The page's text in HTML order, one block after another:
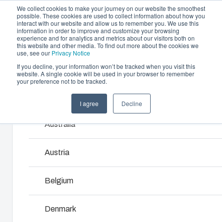
We collect cookies to make your journey on our website the smoothest
possible. These cookies are used to collect information about how you
interact with our website and allow us to remember you. We use this
information in order to improve and customize your browsing
experience and for analytics and metrics about our visitors both on
this website and other media. To find out more about the cookies we
use, see our Privacy Notice
If you decline, your information won’t be tracked when you visit this
website. A single cookie will be used in your browser to remember
your preference not to be tracked.
I agree Decline
Gehäuse & Schaltschränke
Unser Sortiment an Gehäusen und
Produkt­suche
Individuelle Gehäuselösungen
Gehäuse und Lösungen
Partner
Downloads & News
Unternehmen
Products and services
Australia
Austria
Belgium
Denmark
Home/de/PCM 200/PCM 200/150 T
PCM 200/150 T
6016929
Unterteil mit TPE Dichtung, Schrauben für die
Montageplatte/DIN-Schiene und Deckel mit Polyamid
Deckelschrauben.